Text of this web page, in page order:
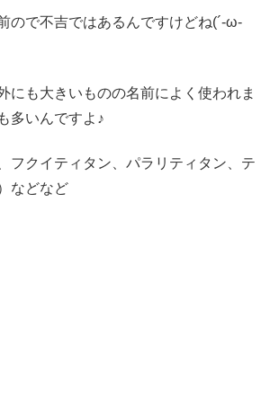
ので不吉ではあるんですけどね(´-ω-
にも大きいものの名前によく使われま
多いんですよ♪
フクイティタン、パラリティタン、テ
などなど